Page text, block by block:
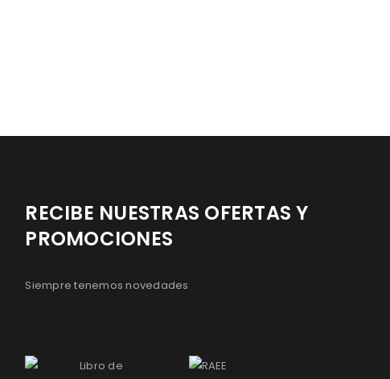
RECIBE NUESTRAS OFERTAS Y
PROMOCIONES
Siempre tenemos novedades